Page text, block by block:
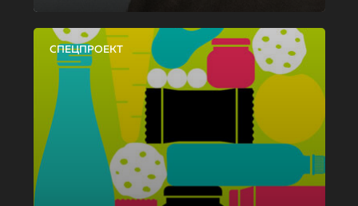
СПЕЦПРОЕКТ